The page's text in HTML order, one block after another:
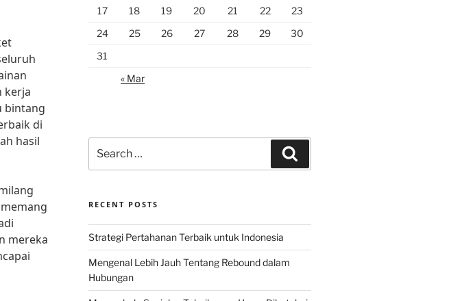
kerja
bintang
di
hasil
mereka
17
18 19 20 21 22
23
24
25 26 27 28 29
30
31
« Mar
for:
RECENT POSTS
Strategi Pertahanan Terbaik untuk Indonesia
Mengenal Lebih Jauh Tentang Rebound dalam
Hubungan